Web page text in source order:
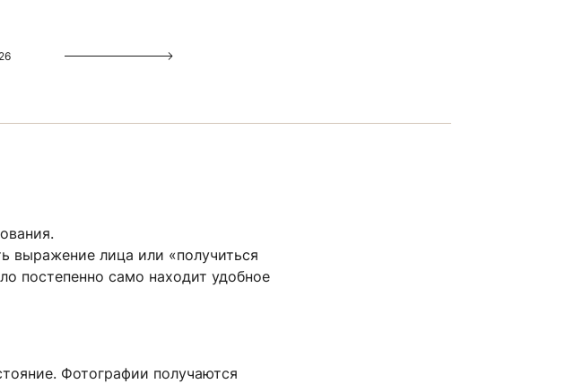
26
выражение лица или «получиться
постепенно само находит удобное
Фотографии получаются